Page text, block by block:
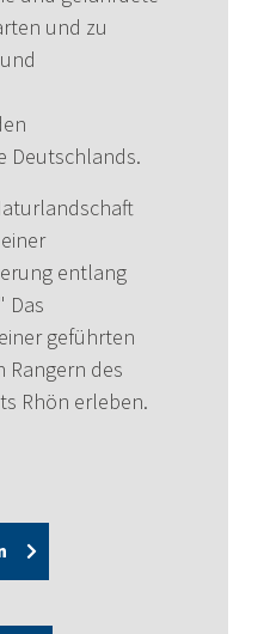
und zu
Deutschlands.
entlang
Das
geführten
Rangern des
Rhön erleben.